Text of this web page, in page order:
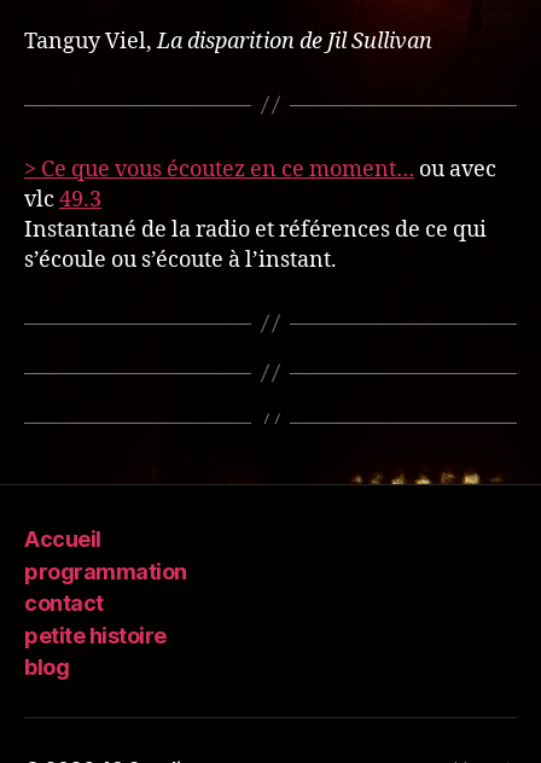
Tanguy Viel,La disparition de Jil Sullivan
> Ce que vous écoutez en ce moment… ou avec
vlc 49.3
Instantané de la radio et références de ce qui
s’écoule ou s’écoute à l’instant.
Accueil
programmation
contact
petite histoire
blog